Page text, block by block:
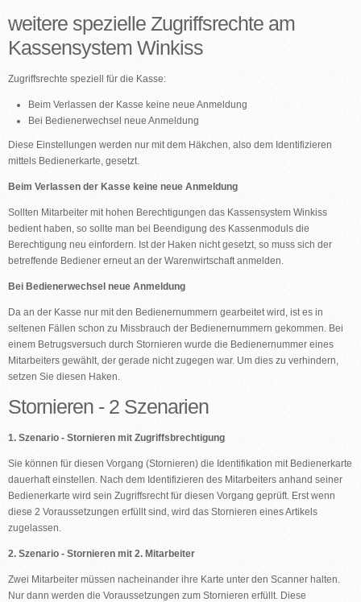
weitere spezielle Zugriffsrechte am
Kassensystem Winkiss
Zugriffsrechte speziell für die Kasse:
Beim Verlassen der Kasse keine neue Anmeldung
Bei Bedienerwechsel neue Anmeldung
Diese Einstellungen werden nur mit dem Häkchen, also dem Identifizieren
mittels Bedienerkarte, gesetzt.
Beim Verlassen der Kasse keine neue Anmeldung
Sollten Mitarbeiter mit hohen Berechtigungen das Kassensystem Winkiss
bedient haben, so sollte man bei Beendigung des Kassenmoduls die
Berechtigung neu einfordern. Ist der Haken nicht gesetzt, so muss sich der
betreffende Bediener erneut an der Warenwirtschaft anmelden.
Bei Bedienerwechsel neue Anmeldung
Da an der Kasse nur mit den Bedienernummern gearbeitet wird, ist es in
seltenen Fällen schon zu Missbrauch der Bedienernummern gekommen. Bei
einem Betrugsversuch durch Stornieren wurde die Bedienernummer eines
Mitarbeiters gewählt, der gerade nicht zugegen war. Um dies zu verhindern,
setzen Sie diesen Haken.
Stornieren - 2 Szenarien
1. Szenario - Stornieren mit Zugriffsbrechtigung
Sie können für diesen Vorgang (Stornieren) die Identifikation mit Bedienerkarte
dauerhaft einstellen. Nach dem Identifizieren des Mitarbeiters anhand seiner
Bedienerkarte wird sein Zugriffsrecht für diesen Vorgang geprüft. Erst wenn
diese 2 Voraussetzungen erfüllt sind, wird das Stornieren eines Artikels
zugelassen.
2. Szenario - Stornieren mit 2. Mitarbeiter
Zwei Mitarbeiter müssen nacheinander ihre Karte unter den Scanner halten.
Nur dann werden die Voraussetzungen zum Stornieren erfüllt. Diese